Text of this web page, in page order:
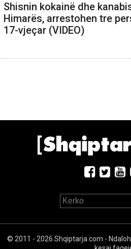
Shisnin kokainë dhe
Himarës, arrestohen tre
17-vjeçar (VIDEO)
© 2011 - 2026 Shqiptarja.com -